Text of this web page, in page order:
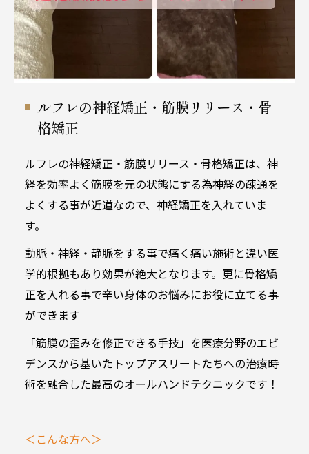
ルフレの神経矯正・筋膜リリース・骨
格矯正
ルフレの神経矯正・筋膜リリース・骨格矯正は、神
経を効率よく筋膜を元の状態にする為神経の疎通を
よくする事が近道なので、神経矯正を入れていま
す。
動脈・神経・静脈をする事で痛く痛い施術と違い医
学的根拠もあり効果が絶大となります。更に骨格矯
正を入れる事で辛い身体のお悩みにお役に立てる事
ができます
「筋膜の歪みを修正できる手技」を医療分野のエビ
デンスから基いたトップアスリートたちへの治療時
術を融合した最高のオールハンドテクニックです！
＜こんな方へ＞